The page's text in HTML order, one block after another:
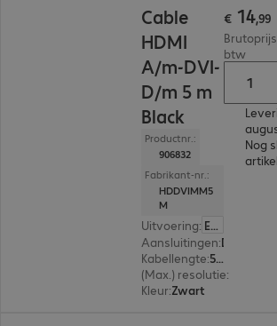
Cable
HDMI
A/m-DVI-
D/m 5 m
Black
Productnr.:
906832
Fabrikant-nr.:
HDDVIMM5
M
Uitvoering: Europa
Aansluitingen:
Kabellengte: 5 m
(Max.) resolutie:
Kleur:Zwart
€ 14,99
btw
Nog